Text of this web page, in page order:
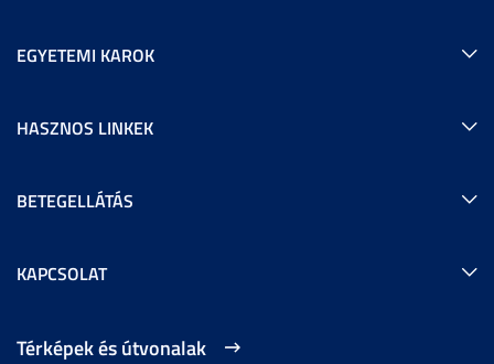
EGYETEMI KAROK
HASZNOS LINKEK
BETEGELLÁTÁS
KAPCSOLAT
Térképek és útvonalak